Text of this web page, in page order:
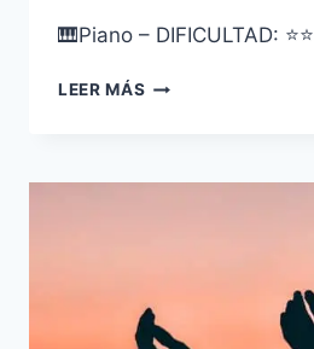
🎹Piano – DIFICULTAD: ⭐⭐
LEER MÁS SCOTT
ENTERTAINER
2
ESTRELLAS